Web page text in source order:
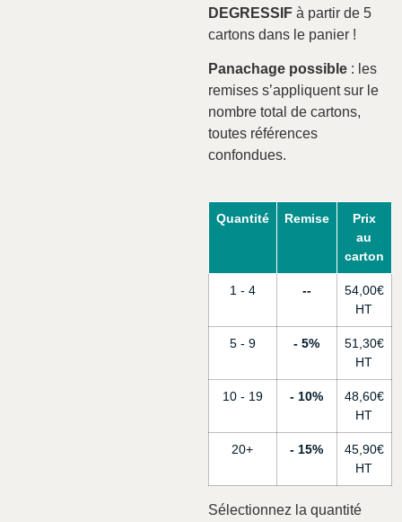
DEGRESSIFà partir de 5
cartons dans le panier !
Panachage possible: les
remises s’appliquent sur le
nombre total de cartons,
toutes références
confondues.
Quantité Remise
Prix
au
carton
1 - 4 - 54,00€
5 - 9 5% 51,30€
10 - 19 10% 48,60€
20+ 15% 45,90€
Sélectionnez la quantité